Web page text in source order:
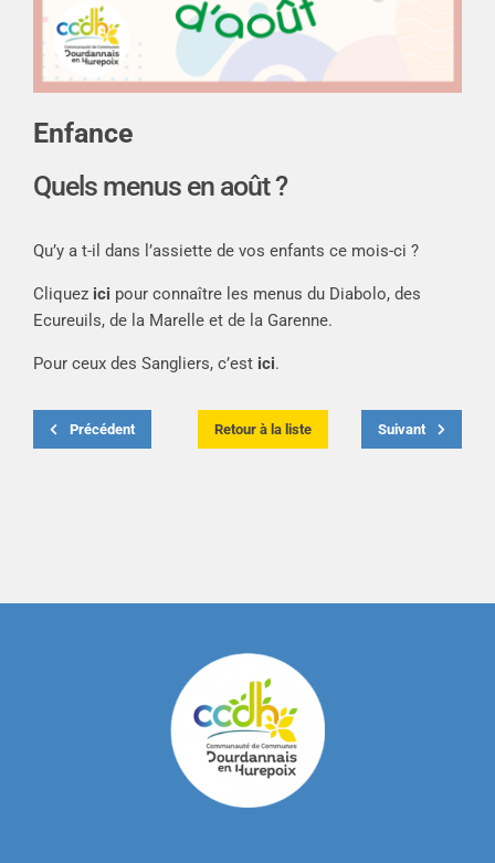
Enfance
Quels menus en août ?
Qu’y a t-il dans l’assiette de vos enfants ce mois-ci ?
Cliquez ici pour connaître les menus du Diabolo, des
Ecureuils, de la Marelle et de la Garenne.
Pour ceux des Sangliers, c’est ici.
Précédent Retour à la liste Suivant